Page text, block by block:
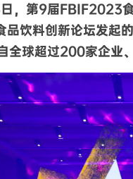
，第9届FBIF2023
品饮料创新论坛发
球超过200家企业、